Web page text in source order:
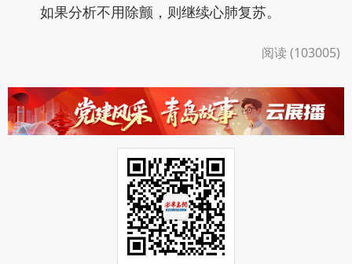
如果分析不用除颤，则继续心肺复苏。
阅读 (103005)